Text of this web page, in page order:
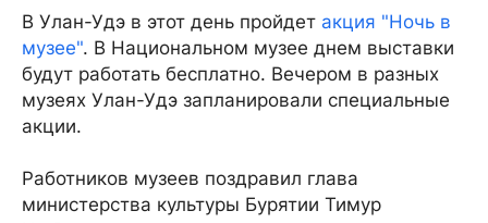
В Улан-Удэ в этот день пройдет акция "Ночь в
музее". В Национальном музее днем выставки
будут работать бесплатно. Вечером в разных
музеях Улан-Удэ запланировали специальные
акции.
Работников музеев поздравил глава
министерства культуры Бурятии Тимур